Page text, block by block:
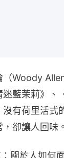
（Woody
藍茉莉》、
有荷里活式
卻讓人回味。
關於人如何